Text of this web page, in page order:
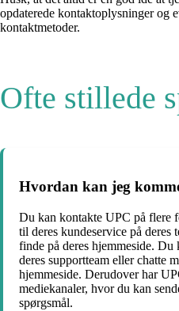
opdaterede kontaktoplysninger og
kontaktmetoder.
Ofte stillede
Hvordan kan jeg
Du kan kontakte UPC på flere
til deres kundeservice på deres
finde på deres hjemmeside. Du
deres supportteam eller chatte
hjemmeside. Derudover har
mediekanaler, hvor du kan
spørgsmål.